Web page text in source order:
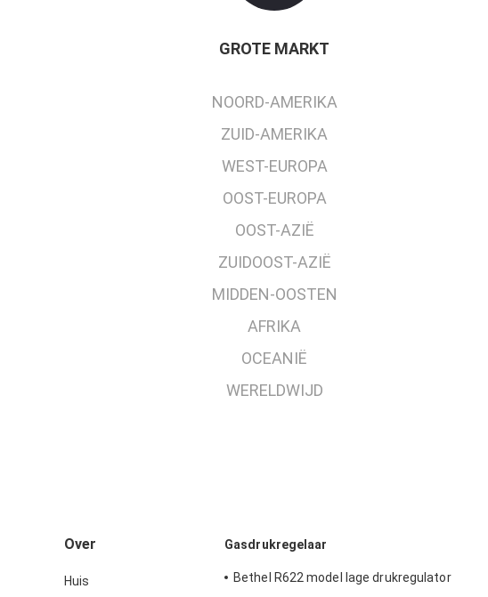
GROTE MARKT
NOORD-AMERIKA
ZUID-AMERIKA
WEST-EUROPA
OOST-EUROPA
OOST-AZIË
ZUIDOOST-AZIË
MIDDEN-OOSTEN
AFRIKA
OCEANIË
WERELDWIJD
Over
Huis
Gasdrukregelaar
Bethel R622 model lage drukregulator